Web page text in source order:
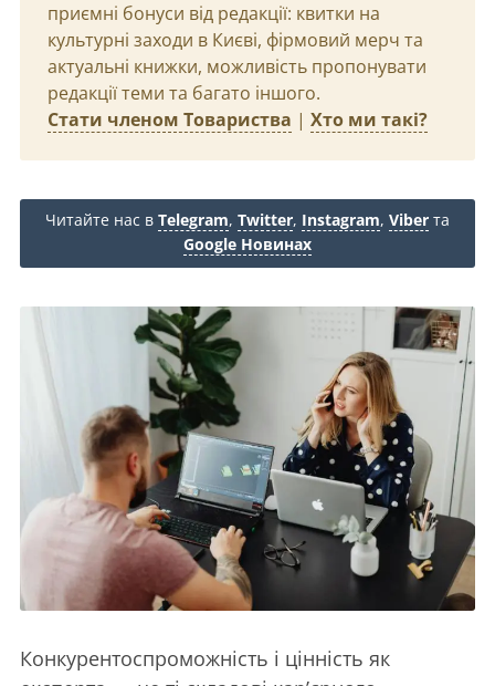
приємні бонуси від редакції: квитки на
культурні заходи в Києві, фірмовий мерч та
актуальні книжки, можливість пропонувати
редакції теми та багато іншого.
Стати членом Товариства | Хто ми такі?
Читайте нас в Telegram, Twitter, Instagram, Viber та
Google Новинах
Конкурентоспроможність і цінність як